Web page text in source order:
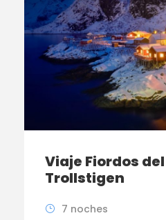
Viaje Fiordos
Trollstigen
7 noches